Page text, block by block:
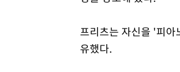
프리츠는 자신을 '피아
유했다.